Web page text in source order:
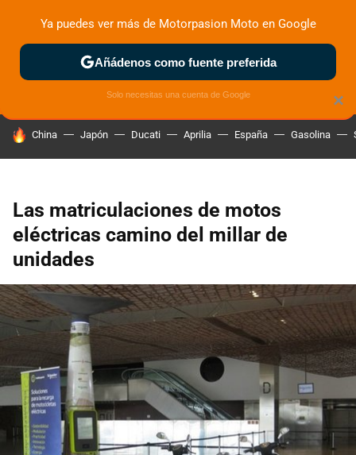
ZONA DE PRUEBAS DEPORTIVAS MOTOS ELÉCTRICAS
HOY SE HABLA DE
China Japón Ducati Aprilia España Gasolina
Las matriculaciones de motos
eléctricas camino del millar de
unidades
×
Ya puedes ver más de Motorpasion Moto en Google
Añádenos como fuente preferida
Solo necesitas una cuenta de Google